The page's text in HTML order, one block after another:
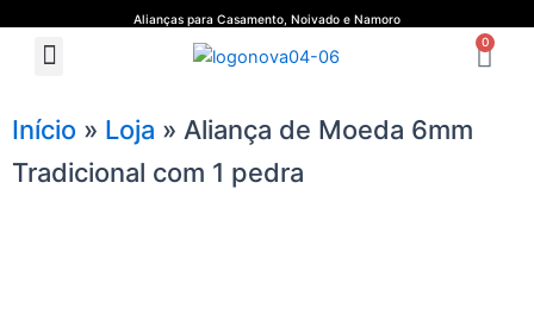
Alianças para Casamento, Noivado e Namoro
Menu 0
Início » Loja » Aliança de Moeda 6mm
Tradicional com 1 pedra